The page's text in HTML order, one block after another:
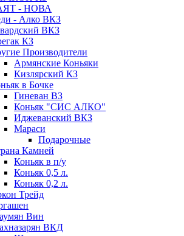
- НОВА
- Алко ВКЗ
ВКЗ
КЗ
Производители
Армянские Коньяки
Кизлярский КЗ
в Бочке
Гиневан ВЗ
Коньяк "СИС АЛКО"
Иджеванский ВКЗ
Мараси
Подарочные
Камней
Коньяк в п/у
Коньяк 0,5 л.
Коньяк 0,2 л.
Трейд
Вин
ВКД